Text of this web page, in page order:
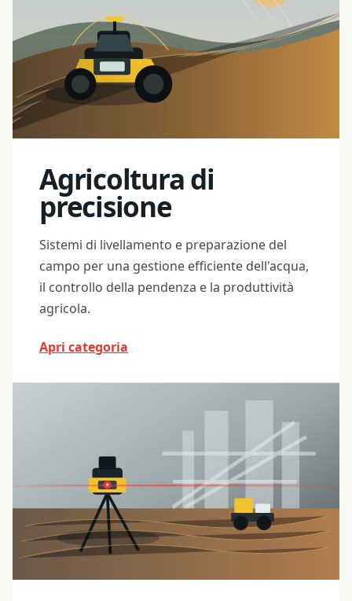
Agricoltura di
precisione
Sistemi di livellamento e preparazione del
campo per una gestione efficiente dell'acqua,
il controllo della pendenza e la produttività
agricola.
Apri categoria